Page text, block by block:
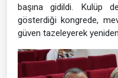
başına gidildi. Kulüp
gösterdiği kongrede,
güven tazeleyerek